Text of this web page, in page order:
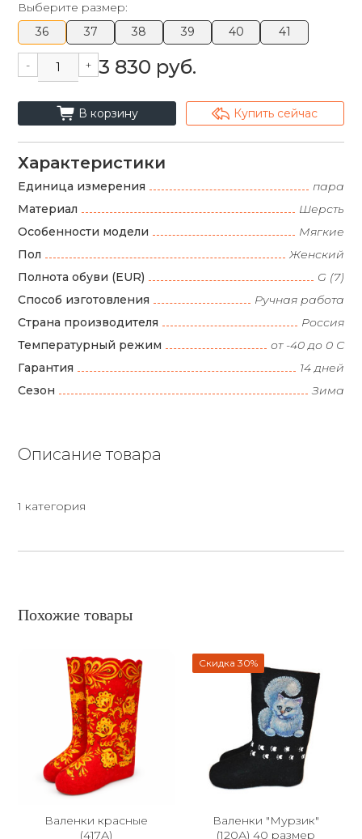
Выберите размер:
36
37 38 39 40 41
- + 3 830 руб.
cart_fill В корзину arrowshape_turn_up_left_2 Купить сейчас
Характеристики
Единица измерения
пара
Материал
Шерсть
Особенности модели
Мягкие
Пол
Женский
Полнота обуви (EUR)
G (7)
Способ изготовления
Ручная работа
Страна производителя
Россия
Температурный режим
от -40 до 0 С
Гарантия
14 дней
Сезон
Зима
Описание товара
1 категория
Похожие товары
Валенки красные
(417А)
Скидка 30%
Валенки "Мурзик"
(120А) 40 размер